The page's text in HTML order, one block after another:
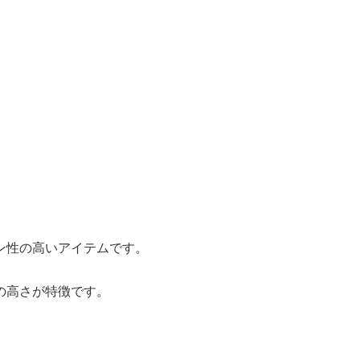
の高いアイテムです。
さが特徴です。